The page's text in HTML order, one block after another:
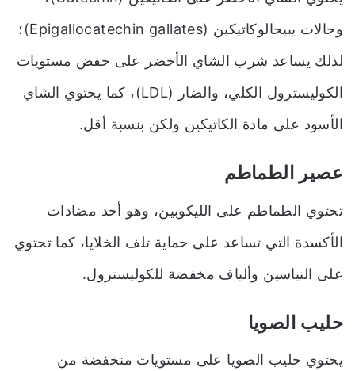
وجالات يبيجالوكاتيكين (Epigallocatechin gallates)؛
لذلك يساعد شرب الشاي الأخضر على خفض مستويات
الكوليسترول الكلي، والضار (LDL)، كما يحتوي الشاي
الأسود على مادة الكاتيكين ولكن بنسبة أقل.
عصير الطماطم
تحتوي الطماطم على الليكوبين، وهو أحد مضادات
الأكسدة التي تساعد على حماية تلف الخلايا، كما تحتوي
على النياسين وألياف مخفضة للكوليسترول.
حليب الصويا
يحتوي حليب الصويا على مستويات منخفضة من